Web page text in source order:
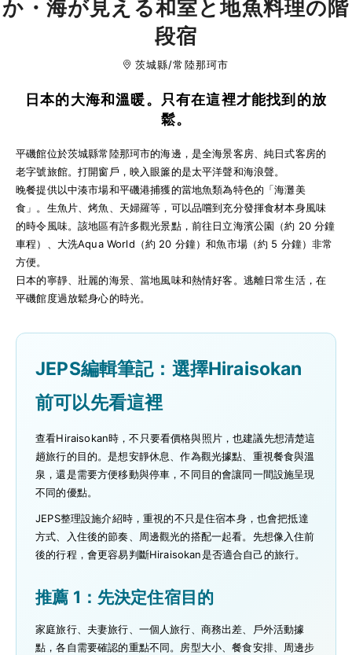
茨城縣/常陸那珂市
日本的大海和溫暖。只有在這裡才能找到的放
鬆。
平磯館位於茨城縣常陸那珂市的海邊，是全海景客房、純日式客房的
老字號旅館。打開窗戶，映入眼簾的是太平洋聲和海浪聲。
晚餐提供以中湊市場和平磯港捕獲的當地魚類為特色的「海灘美
食」。生魚片、烤魚、天婦羅等，可以品嚐到充分發揮食材本身風味
的時令風味。該地區有許多觀光景點，前往日立海濱公園（約 20 分鐘
車程）、大洗Aqua World（約 20 分鐘）和魚市場（約 5 分鐘）非常
方便。
日本的寧靜、壯麗的海景、當地風味和熱情好客。逃離日常生活，在
平磯館度過放鬆身心的時光。
JEPS編輯筆記：選擇Hiraisokan
前可以先看這裡
查看Hiraisokan時，不只要看價格與照片，也建議先想清楚這
趟旅行的目的。是想安靜休息、作為觀光據點、重視餐食與溫
泉，還是需要方便移動與停車，不同目的會讓同一間設施呈現
不同的優點。
JEPS整理設施介紹時，重視的不只是住宿本身，也會把抵達
方式、入住後的節奏、周邊觀光的搭配一起看。先想像入住前
後的行程，會更容易判斷Hiraisokan是否適合自己的旅行。
推薦 1：先決定住宿目的
家庭旅行、夫妻旅行、一個人旅行、商務出差、戶外活動據
點，各自需要確認的重點不同。房型大小、餐食安排、周邊步